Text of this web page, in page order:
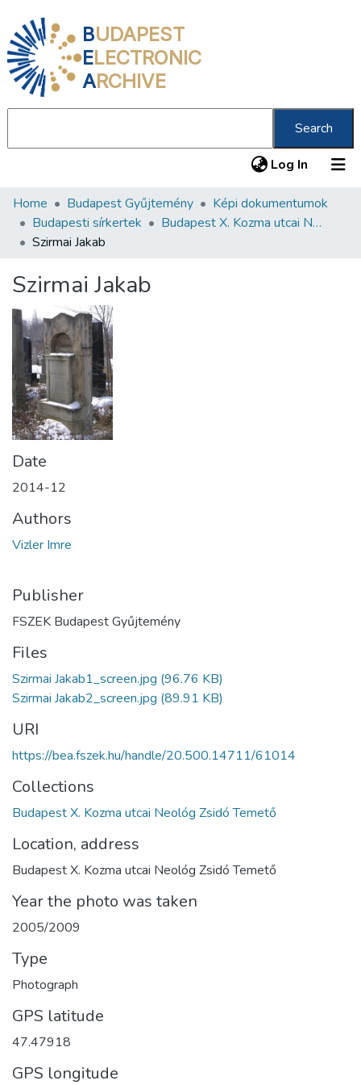
BUDAPEST
ELECTRONIC
ARCHIVE
Search
Log In (current)
Communities & Collections
All of DSpace
About us
Home Budapest Gyűjtemény
Képi dokumentumok
Budapesti sírkertek
Budapest X. Kozma utcai Neológ Zsidó Temető
Szirmai Jakab
Szirmai Jakab
Date
2014-12
Authors
Vizler Imre
Publisher
FSZEK Budapest Gyűjtemény
Files
Szirmai Jakab1_screen.jpg (96.76 KB)
Szirmai Jakab2_screen.jpg (89.91 KB)
URI
https://bea.fszek.hu/handle/20.500.14711/61014
Collections
Budapest X. Kozma utcai Neológ Zsidó Temető
Location, address
Budapest X. Kozma utcai Neológ Zsidó Temető
Year the photo was taken
2005/2009
Type
Photograph
GPS latitude
47.47918
GPS longitude